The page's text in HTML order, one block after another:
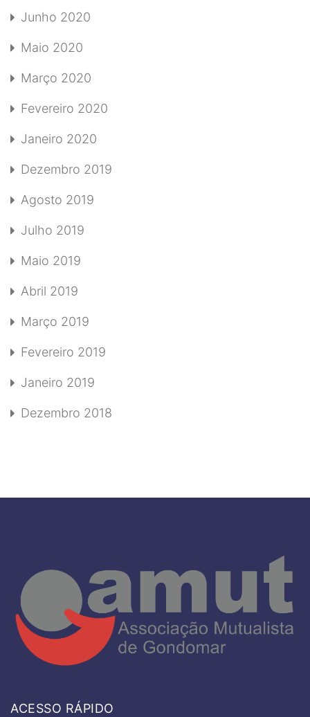
Junho 2020
Maio 2020
Março 2020
Fevereiro 2020
Janeiro 2020
Dezembro 2019
Agosto 2019
Julho 2019
Maio 2019
Abril 2019
Março 2019
Fevereiro 2019
Janeiro 2019
Dezembro 2018
ACESSO RÁPIDO